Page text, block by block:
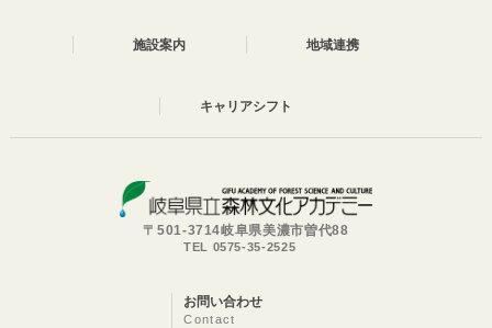
施設案内 地域連携
キャリアシフト
〒501-3714岐阜県美濃市曽代88
TEL 0575-35-2525
お問い合わせ
Contact